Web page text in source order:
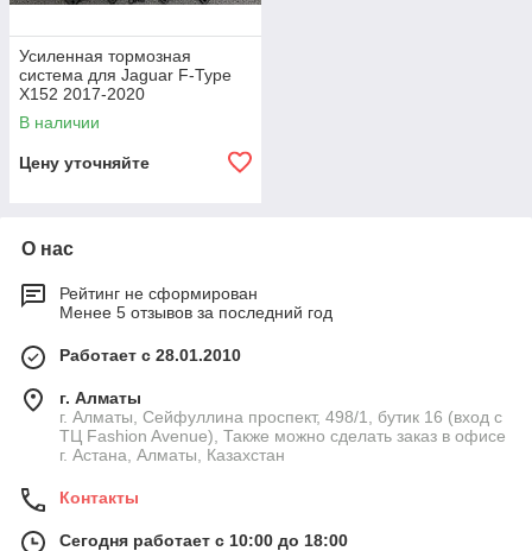
Усиленная тормозная
система для Jaguar F-Type
X152 2017-2020
В наличии
Цену уточняйте
О нас
Рейтинг не сформирован
Менее 5 отзывов за последний год
Работает с 28.01.2010
г. Алматы
г. Алматы, Сейфуллина проспект, 498/1, бутик 16 (вход с
ТЦ Fashion Avenue), Также можно сделать заказ в офисе
г. Астана, Алматы, Казахстан
Контакты
Сегодня работает с 10:00 до 18:00